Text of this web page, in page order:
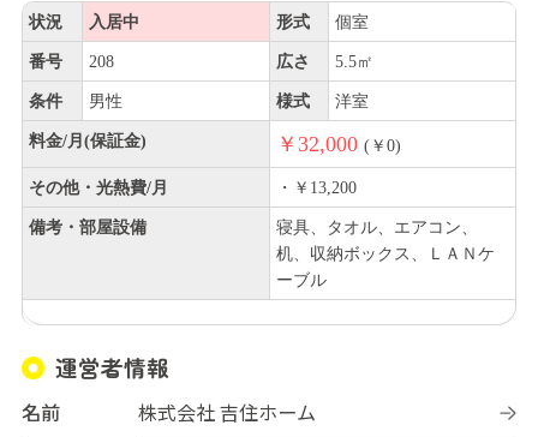
状況 入居中 形式 個室
番号 208 広さ 5.5㎡
条件 男性 様式 洋室
料金/月(保証金) ￥32,000 (￥0)
その他・光熱費/月 ・￥13,200
備考・部屋設備
寝具、タオル、エアコン、
机、収納ボックス、ＬＡＮケ
ーブル
運営者情報
名前
株式会社 吉住ホーム